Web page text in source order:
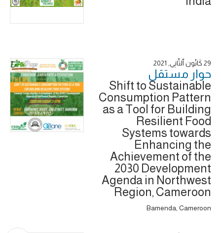
29 كَانُون ٱلثَّانِي, 2021
حوار ‎مستقل
Shift to Sustainable
Consumption Pattern
as a Tool for Building
Resilient Food
Systems towards
Enhancing the
Achievement of the
2030 Development
Agenda in Northwest
Region, Cameroon
Bamenda, Cameroon